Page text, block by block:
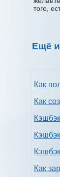
того,
Ещё
Как
Как
Как